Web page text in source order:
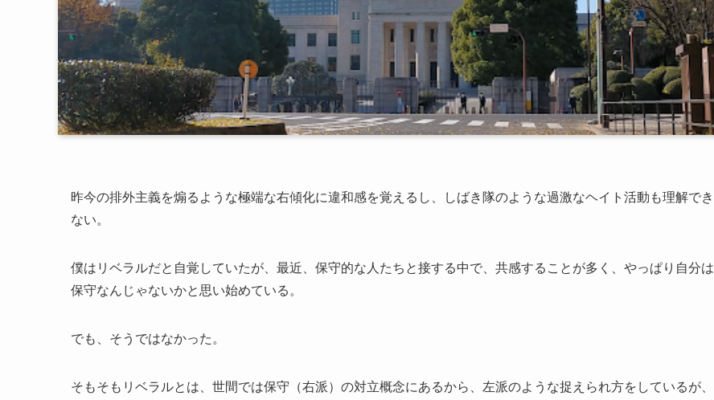
昨今の排外主義を煽るような極端な右傾化に違和感を覚えるし、しばき隊のような過激なヘイト活動も理解でき
ない。
僕はリベラルだと自覚していたが、最近、保守的な人たちと接する中で、共感することが多く、やっぱり自分は
保守なんじゃないかと思い始めている。
でも、そうではなかった。
そもそもリベラルとは、世間では保守（右派）の対立概念にあるから、左派のような捉えられ方をしているが、